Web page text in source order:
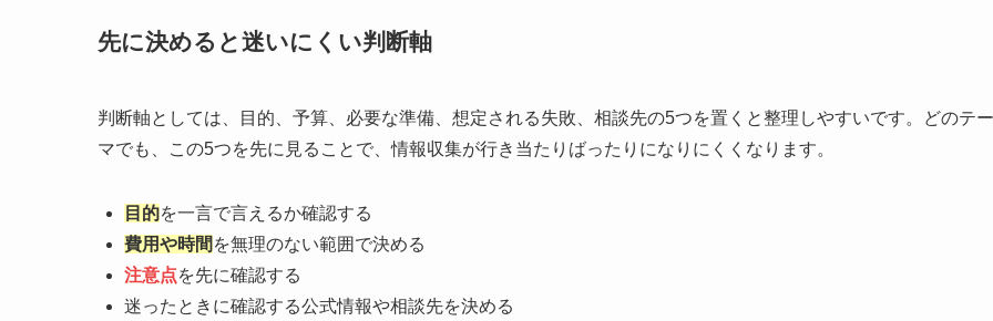
先に決めると迷いにくい判断軸
判断軸としては、目的、予算、必要な準備、想定される失敗、相談先の5つを置くと整理しやすいです。どのテー
マでも、この5つを先に見ることで、情報収集が行き当たりばったりになりにくくなります。
目的を一言で言えるか確認する
費用や時間 を無理のない範囲で決める
注意点を先に確認する
迷ったときに確認する公式情報や相談先を決める